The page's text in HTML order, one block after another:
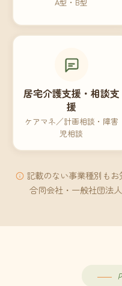
居宅介護支援・相談支
援
ケアマネ／計画相談・障害
児相談
記載のない事業種別も
合同会社・一般社団法